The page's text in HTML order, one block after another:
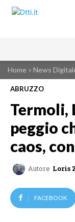
Home News
ABRUZZO
Termoli,
peggio
caos,
Autore Loris
FACEBOOK